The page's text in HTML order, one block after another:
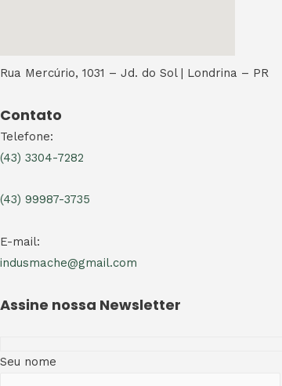
Rua Mercúrio, 1031 – Jd. do Sol | Londrina – PR
Contato
Telefone:
(43) 3304-7282
(43) 99987-3735
E-mail:
indusmache@gmail.com
Assine nossa Newsletter
Seu nome